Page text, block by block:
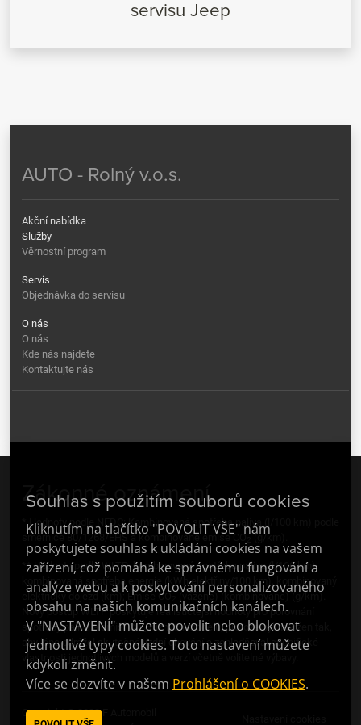
servisu Jeep
AUTO - Rolný v.o.s.
Akční nabídka
Služby
Věrnostní program
Servis
Objednávka do servisu
O nás
O nás
Kde nás najdete
Kontaktujte nás
Zákonné oznámení
* Hodnoty podle NEDC: Kombinovaná spotřeba paliva (l/100 km) podle
směrnice 80/1268/EHS a kombinované emise CO (g/km).
** Hodnoty podle WLTP: kombinovaná spotřeba paliva (l/100 km),
kombinovaná spotřeba energie (kWh elektřiny/100 km), kombinovaný
elektrický dojezd (km); Emise CO (vážené) (kombinované) (g/km).
Nový postup WLTP poskytuje realističtější hodnoty pro porovnání
spotřeby paliva a emisí CO2různých modelů, protože byl navržen tak,
aby lépe odrážel skutečné jízdní chování a zohledňoval specifické
vlastnosti jednotlivých modelů a verzí včetně volitelné výbavy.
Copyright © 2023 F Automobil
Souhlas s použitím souborů cookies
Kliknutím na tlačítko "POVOLIT VŠE" nám
poskytujete souhlas k ukládání cookies na vašem
zařízení, což pomáhá ke správnému fungování a
analýze webu a k poskytování personalizovaného
obsahu na našich komunikačních kanálech.
V "NASTAVENÍ" můžete povolit nebo blokovat
jednotlivé typy cookies. Toto nastavení můžete
kdykoli změnit.
Více se dozvíte v našem Prohlášení o COOKIES.